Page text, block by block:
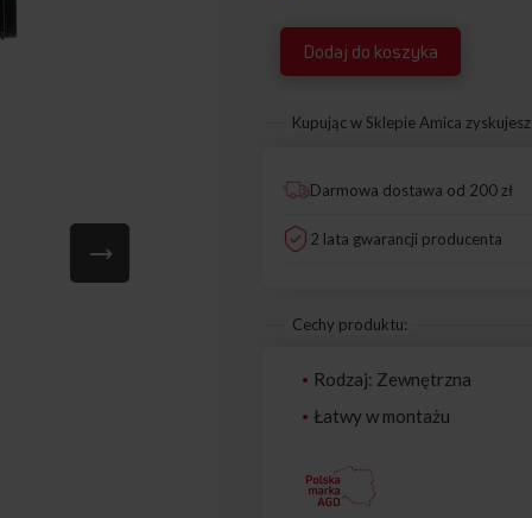
Dodaj do koszyka
Kupując w Sklepie Amica
Darmowa dostawa od 200 zł
2 lata gwarancji producenta
Cechy produktu:
Rodzaj: Zewnętrzna
Łatwy w montażu